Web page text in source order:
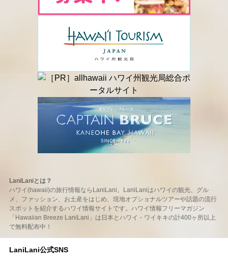
LaniLaniとは？
ハワイ(hawaii)の旅行情報ならLaniLani。LaniLaniはハワイの観光、グル
メ、ファッション、お土産をはじめ、現地オプショナルツアーや話題の流行
スポットを紹介するハワイ情報サイトです。ハワイ情報フリーマガジン
「Hawaiian Breeze LaniLani」は日本とハワイ・ワイキキの計400ヶ所以上
で無料配布中！
LaniLani公式SNS